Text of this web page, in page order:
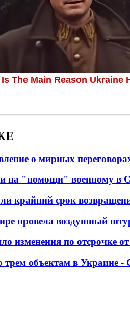
о мирных
на "помощи" военному в
крайний срок
провела воздушный
изменения по отсрочке
трем объектам в Украине